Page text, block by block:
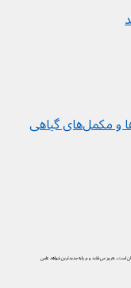
گیاهی
است، به‌روز می‌باشد و بر پایه جدیدترین شواهد علمی